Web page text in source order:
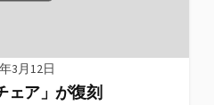
3月12日
ェア」が復刻